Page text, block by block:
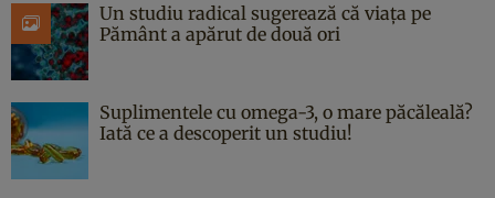
Un studiu radical sugerează că viața pe
Pământ a apărut de două ori
Suplimentele cu omega-3, o mare păcăleală?
Iată ce a descoperit un studiu!